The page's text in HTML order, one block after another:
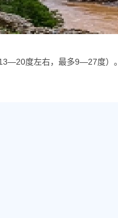
度左右，最多9—27度）。